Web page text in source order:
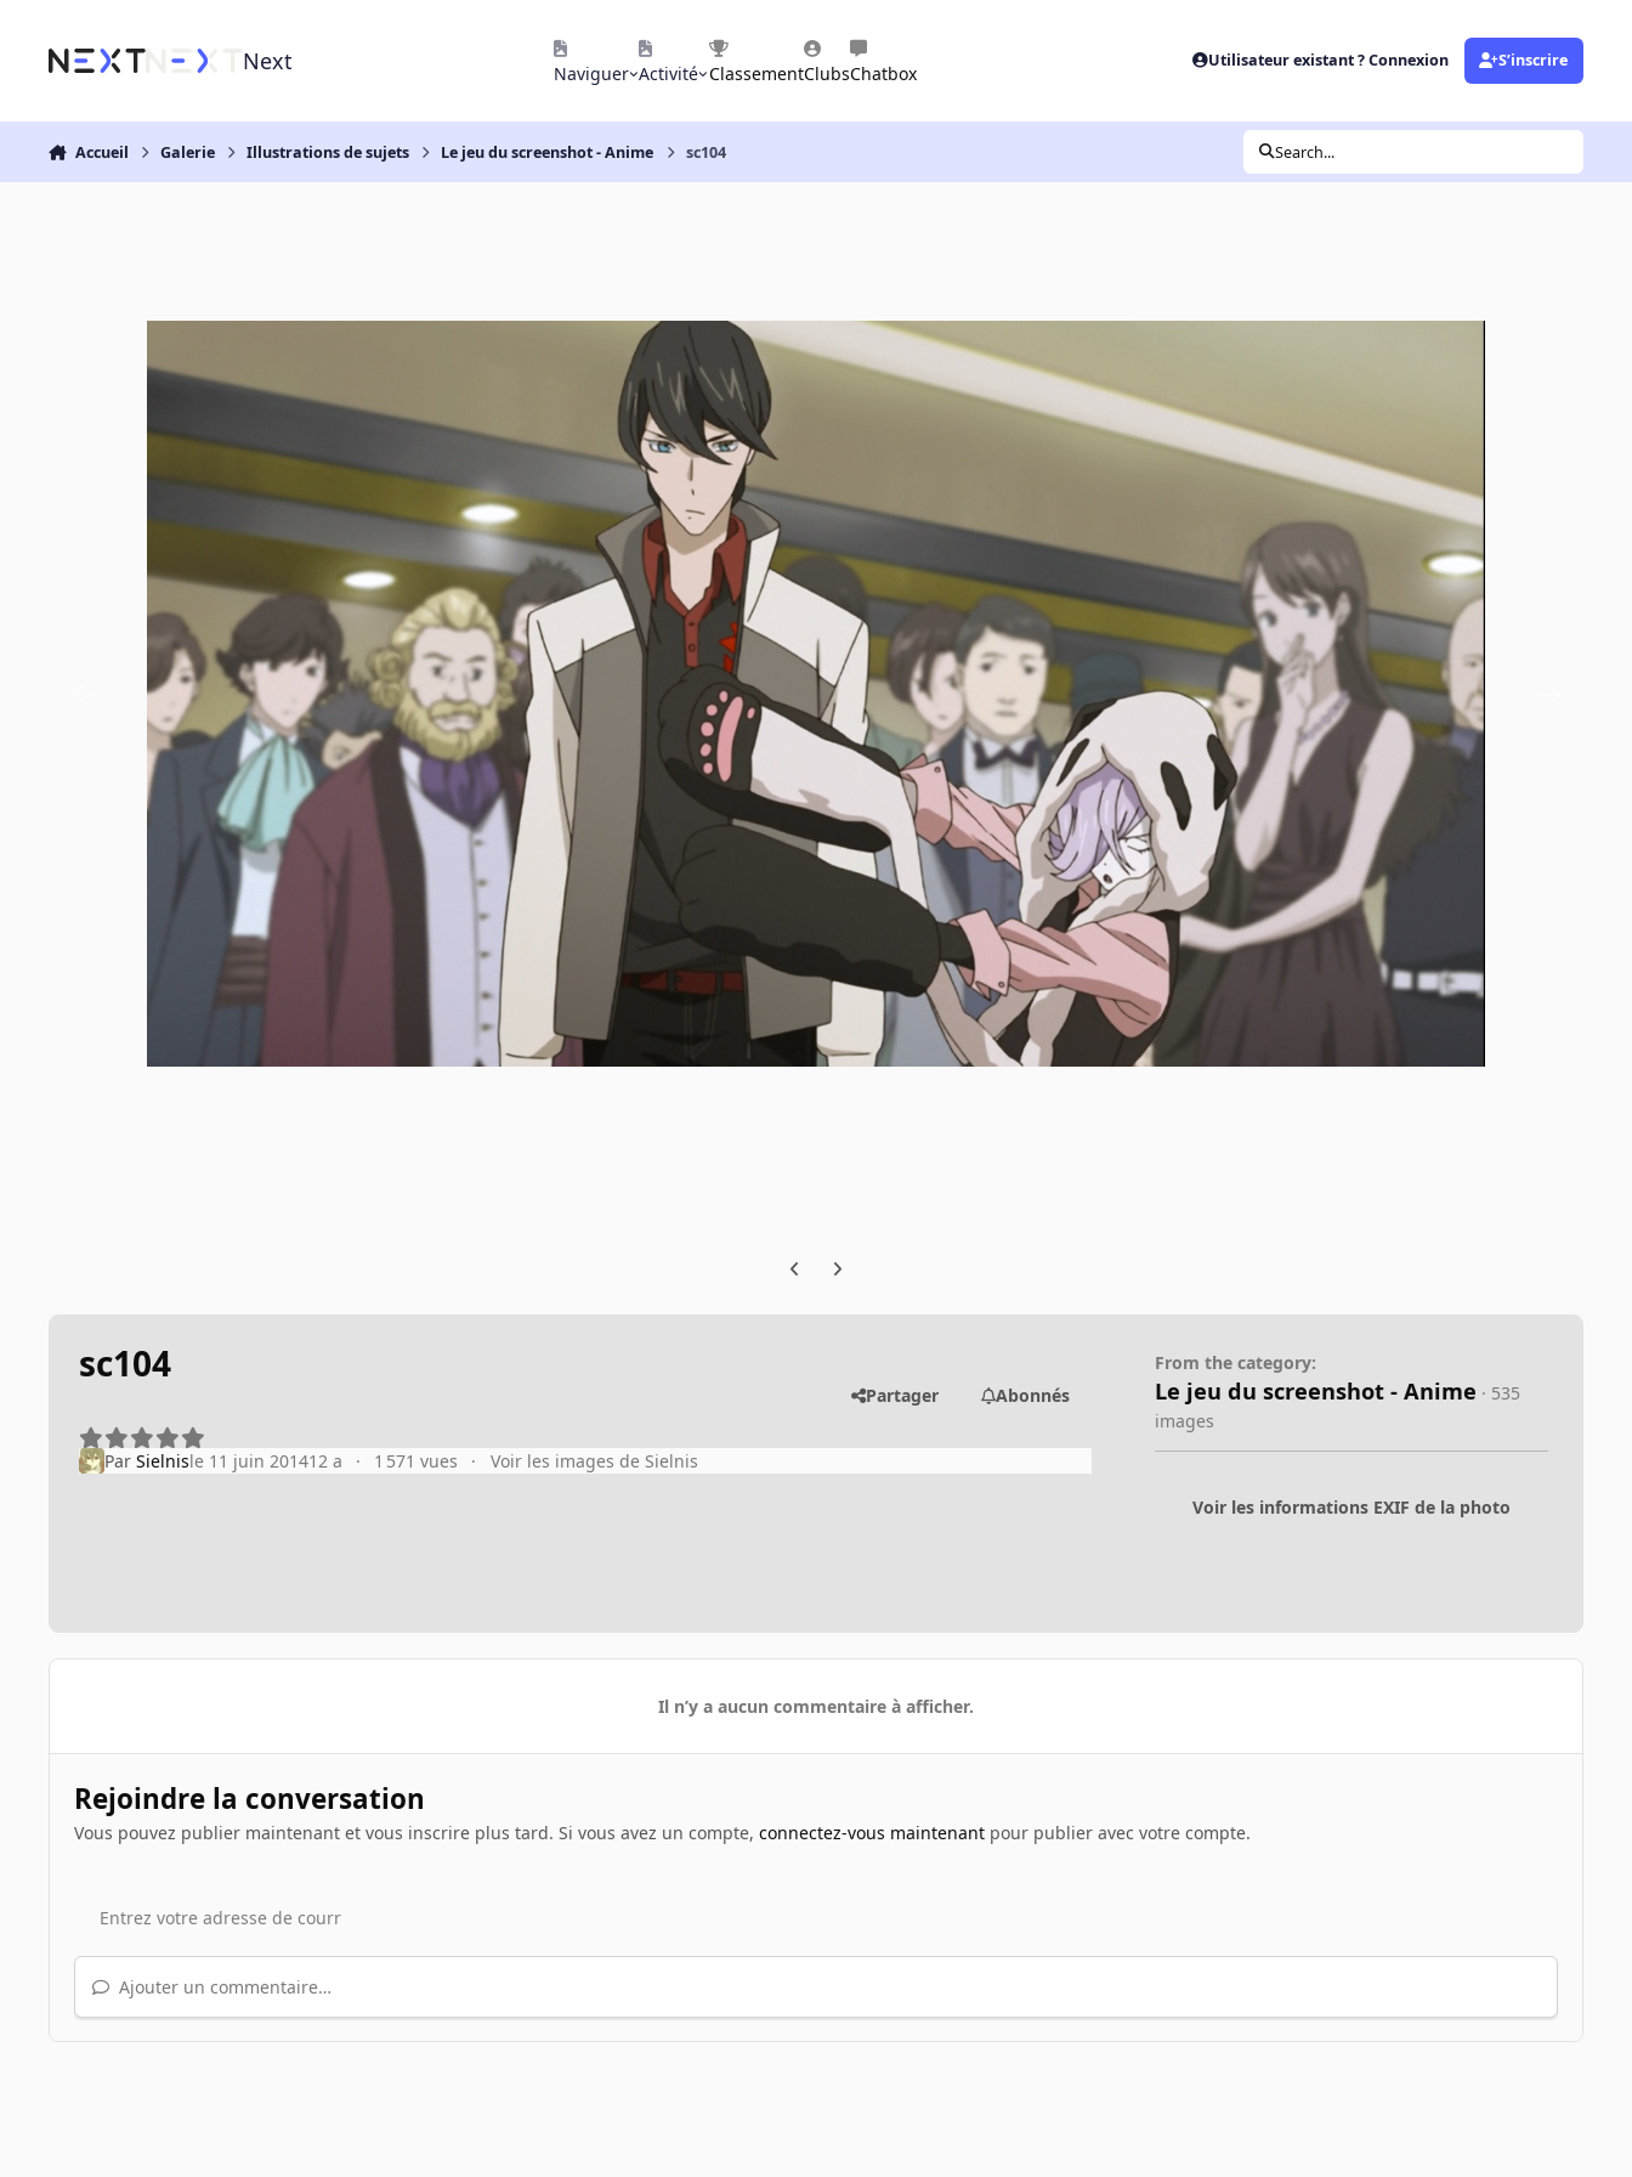
Next Naviguer Activité ClassementClubsChatbox
Utilisateur existant ? Connexion S’inscrire
Accueil Galerie Illustrations de sujets Le jeu du screenshot - Anime sc104 Search...
Previous carousel slide
Next carousel slide
sc104
Partager Abonnés
Par Sielnisle 11 juin 201412 a 1 571 vues Voir les images de Sielnis
From the category:
Le jeu du screenshot - Anime · 535
images
Voir les informations EXIF de la photo
Il n’y a aucun commentaire à afficher.
Rejoindre la conversation
Vous pouvez publier maintenant et vous inscrire plus tard. Si vous avez un compte, connectez-vous maintenantpour publier avec votre compte.
Ajouter un commentaire…